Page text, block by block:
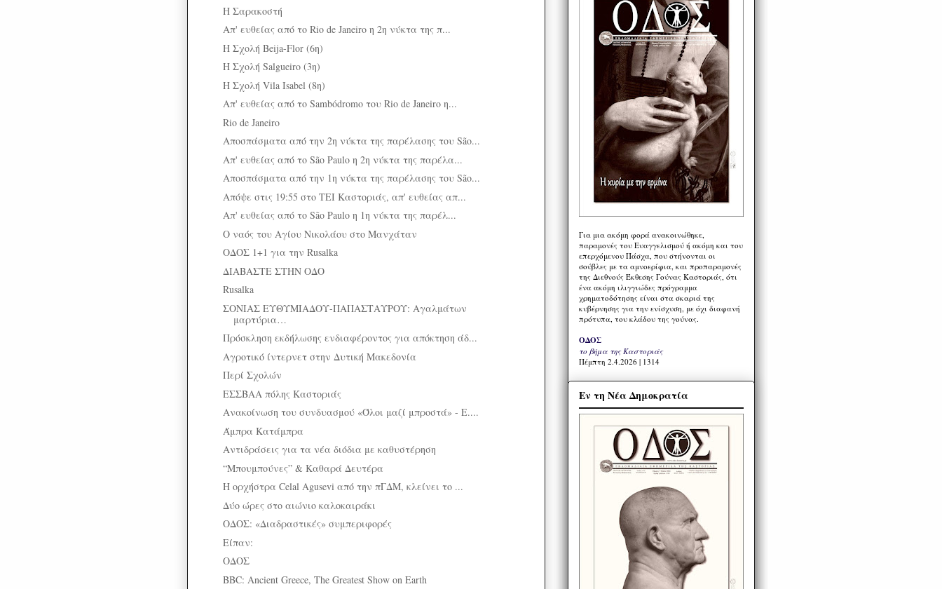
Η Σαρακοστή
Απ' ευθείας από το Rio de Janeiro η 2η νύκτα της π...
Η Σχολή Beija-Flor (6η)
Η Σχολή Salgueiro (3η)
Η Σχολή Vila Isabel (8η)
Απ' ευθείας από το Sambódromo του Rio de Janeiro η...
Rio de Janeiro
Αποσπάσματα από την 2η νύκτα της παρέλασης του São...
Απ' ευθείας από το São Paulo η 2η νύκτα της παρέλα...
Αποσπάσματα από την 1η νύκτα της παρέλασης του São...
Απόψε στις 19:55 στο ΤΕΙ Καστοριάς, απ' ευθείας απ...
Απ' ευθείας από το São Paulo η 1η νύκτα της παρέλ...
Ο ναός του Αγίου Νικολάου στο Μανχάταν
ΟΔΟΣ 1+1 για την Rusalka
ΔΙΑΒΑΣΤΕ ΣΤΗΝ ΟΔΟ
Rusalka
ΣΟΝΙΑΣ ΕΥΘΥΜΙΑΔΟΥ-ΠΑΠΑΣΤΑΥΡΟΥ: Αγαλμάτων
μαρτύρια…
Πρόσκληση εκδήλωσης ενδιαφέροντος για απόκτηση άδ...
Αγροτικό ίντερνετ στην Δυτική Μακεδονία
Περί Σχολών
ΕΣΣΒΑΑ πόλης Καστοριάς
Ανακοίνωση του συνδυασμού «Όλοι μαζί μπροστά» - Ε....
Άμπρα Κατάμπρα
Αντιδράσεις για τα νέα διόδια με καθυστέρηση
“Μπουμπούνες” & Καθαρά Δευτέρα
H ορχήστρα Celal Agusevi από την πΓΔΜ, κλείνει το ...
Δύο ώρες στο αιώνιο καλοκαιράκι
ΟΔΟΣ: «Διαδραστικές» συμπεριφορές
Είπαν:
ΟΔΟΣ
BBC: Ancient Greece, The Greatest Show on Earth
Για μια ακόμη φορά ανακοινώθηκε,
παραμονές του Ευαγγελισμού ή ακόμη και του
επερχόμενου Πάσχα, που στήνονται οι
σούβλες με τα αμνοερίφια, και προπαραμονές
της Διεθνούς Έκθεσης Γούνας Καστοριάς, ότι
ένα ακόμη ιλιγγιώδες πρόγραμμα
χρηματοδότησης είναι στα σκαριά της
κυβέρνησης για την ενίσχυση, με όχι διαφανή
πρότυπα, του κλάδου της γούνας.
ΟΔΟΣ
το βήμα της Καστοριάς
Πέμπτη 2.4.2026 | 1314
Εν τη Νέα Δημοκρατία